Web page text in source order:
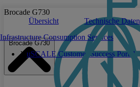
Infrastructure Consumption Services
uSCALE Customer Success Portal
Brocade G730
Übersicht
Technische Daten
Brocade G730